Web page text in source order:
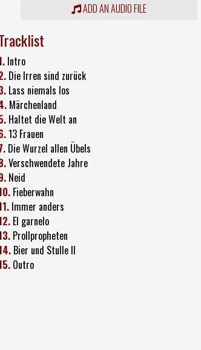
ADD AN AUDIO FILE
Intro
Die Irren sind zurück
Lass niemals los
Märchenland
Haltet die Welt an
13 Frauen
Die Wurzel allen Übels
Verschwendete Jahre
Neid
Fieberwahn
Immer anders
El garnelo
Prollpropheten
Bier und Stulle II
Outro